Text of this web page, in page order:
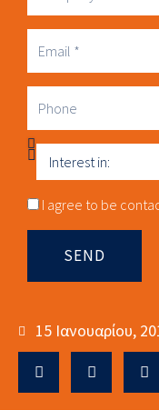
Business
Email
Phone
Interest
in
Consnet
I agree to be
SEND
15 Ιανουαρίου,